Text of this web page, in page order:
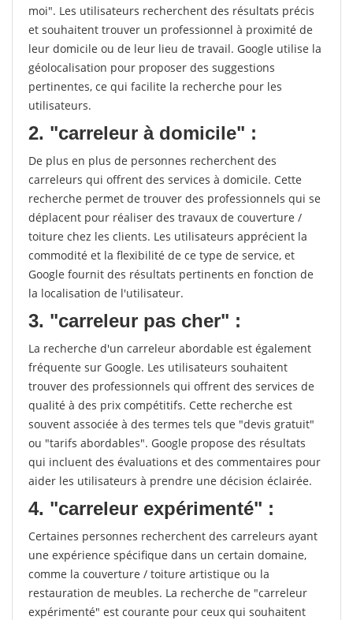
moi". Les utilisateurs recherchent des résultats précis
et souhaitent trouver un professionnel à proximité de
leur domicile ou de leur lieu de travail. Google utilise la
géolocalisation pour proposer des suggestions
pertinentes, ce qui facilite la recherche pour les
utilisateurs.
2. "carreleur à domicile" :
De plus en plus de personnes recherchent des
carreleurs qui offrent des services à domicile. Cette
recherche permet de trouver des professionnels qui se
déplacent pour réaliser des travaux de couverture /
toiture chez les clients. Les utilisateurs apprécient la
commodité et la flexibilité de ce type de service, et
Google fournit des résultats pertinents en fonction de
la localisation de l'utilisateur.
3. "carreleur pas cher" :
La recherche d'un carreleur abordable est également
fréquente sur Google. Les utilisateurs souhaitent
trouver des professionnels qui offrent des services de
qualité à des prix compétitifs. Cette recherche est
souvent associée à des termes tels que "devis gratuit"
ou "tarifs abordables". Google propose des résultats
qui incluent des évaluations et des commentaires pour
aider les utilisateurs à prendre une décision éclairée.
4. "carreleur expérimenté" :
Certaines personnes recherchent des carreleurs ayant
une expérience spécifique dans un certain domaine,
comme la couverture / toiture artistique ou la
restauration de meubles. La recherche de "carreleur
expérimenté" est courante pour ceux qui souhaitent